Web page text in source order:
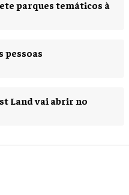
parques temáticos à
pessoas
Land vai abrir no